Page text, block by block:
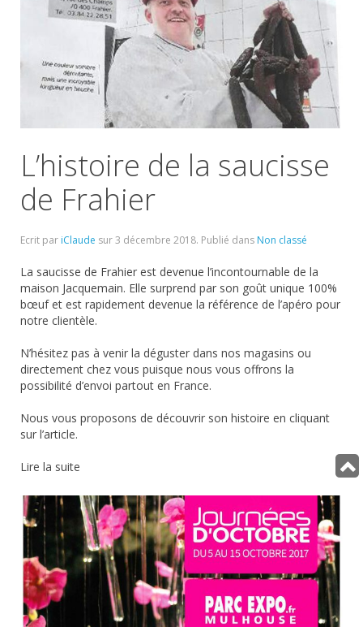
L’histoire de la saucisse
de Frahier
Ecrit par iClaude sur3 décembre 2018. Publié dans Non classé
La saucisse de Frahier est devenue l’incontournable de la
maison Jacquemain. Elle surprend par son goût unique 100%
bœuf et est rapidement devenue la référence de l’apéro pour
notre clientèle.
N’hésitez pas à venir la déguster dans nos magasins ou
directement chez vous puisque nous vous offrons la
possibilité d’envoi partout en France.
Nous vous proposons de découvrir son histoire en cliquant
sur l’article.
Lire la suite